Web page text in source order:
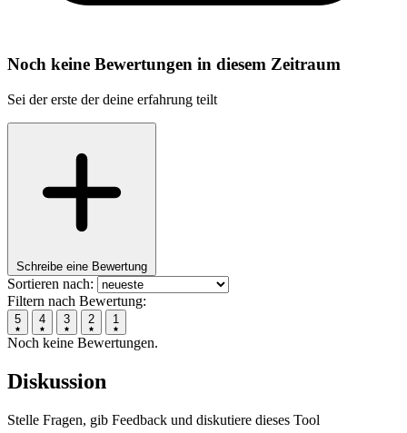
Noch keine Bewertungen in diesem Zeitraum
Sei der erste der deine erfahrung teilt
Schreibe eine Bewertung
Sortieren nach:
Filtern nach Bewertung:
5 4 3 2 1
Noch keine Bewertungen.
Diskussion
Stelle Fragen, gib Feedback und diskutiere dieses Tool